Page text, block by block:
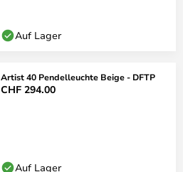
Auf Lager
Artist 40 Pendelleuchte Beige - DFTP
CHF 294.00
Auf Lager